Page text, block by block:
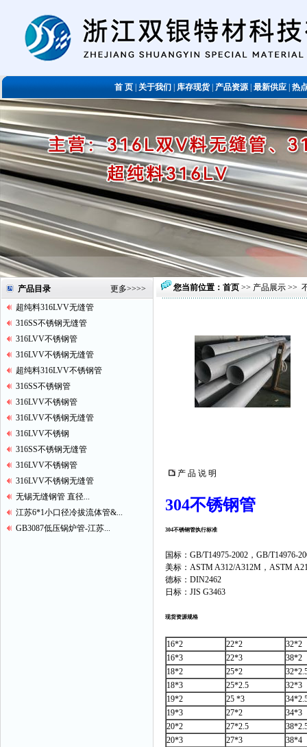
首 页关于我们库存现货|产品资源|最新供应|热
产品目录 更多>>>>
超纯料316LVV无缝管
316SS不锈钢无缝管
316LVV不锈钢管
316LVV不锈钢无缝管
超纯料316LVV不锈钢管
316SS不锈钢管
316LVV不锈钢管
316LVV不锈钢无缝管
316LVV不锈钢
316SS不锈钢无缝管
316LVV不锈钢管
316LVV不锈钢无缝管
无锡无缝钢管 直径...
江苏6*1小口径冷拔流体管&...
GB3087低压锅炉管-江苏...
您当前位置： 首页 >> 产品展示 >>
产 品 说 明
304不锈钢管
304不锈钢管执行标准
国标：GB/T14975-2002，GB/T14976-
美标：ASTM A312/A312M，ASTM
德标：DIN2462
日标：JIS G3463
现货资源规格
16*2 22*2
32*2
16*3
22*3
38*2
18*2
25*2
18*3
25*2.5
32*3
19*2
25 *3
19*3
27*2
34*3
20*2
27*2.5
20*3
27*3
38*4